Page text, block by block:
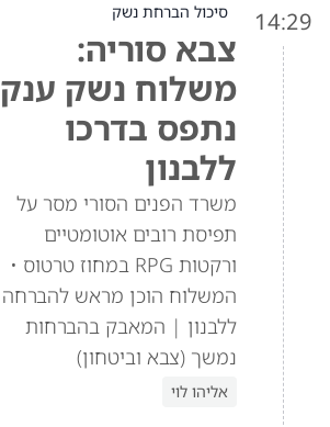
14:29 סיכול הברחת נשק
צבא סוריה:
משלוח נשק ענק
נתפס בדרכו
ללבנון
משרד הפנים הסורי מסר על
תפיסת רובים אוטומטיים
ורקטות RPG במחוז טרטוס •
המשלוח הוכן מראש להברחה
ללבנון | המאבק בהברחות
נמשך (צבא וביטחון)
אליהו לוי